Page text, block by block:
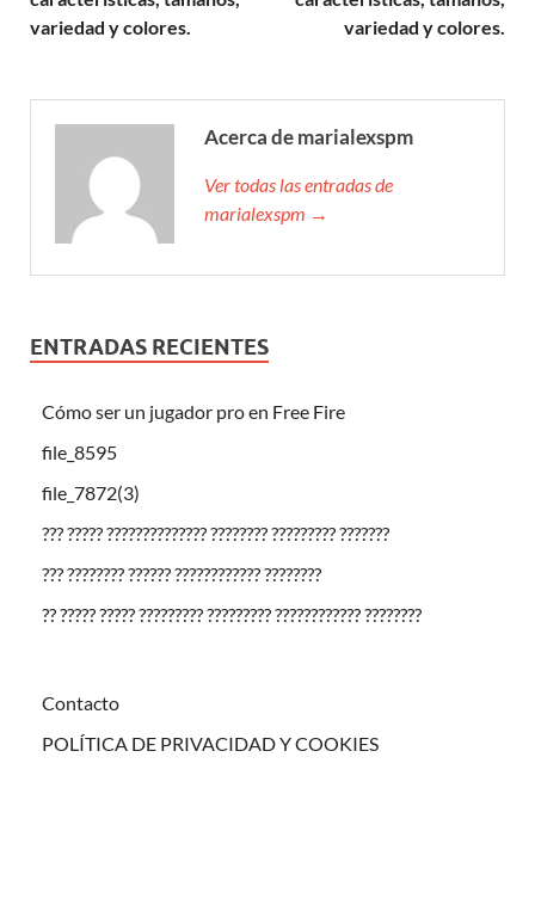
variedad y colores.
variedad y colores.
Acerca de marialexspm
Ver todas las entradas de
marialexspm →
ENTRADAS RECIENTES
Cómo ser un jugador pro en Free Fire
file_8595
file_7872(3)
??? ????? ?????????????? ???????? ????????? ???????
??? ???????? ?????? ???????????? ????????
?? ????? ????? ????????? ????????? ???????????? ????????
Contacto
POLÍTICA DE PRIVACIDAD Y COOKIES